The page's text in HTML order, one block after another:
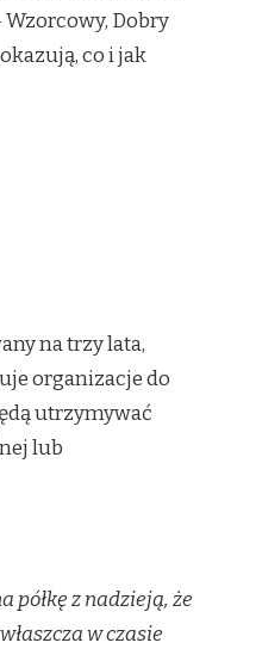
Dobry
co i jak
na trzy lata,
organizacje do
utrzymywać
lub
półkę z nadzieją, że
w czasie